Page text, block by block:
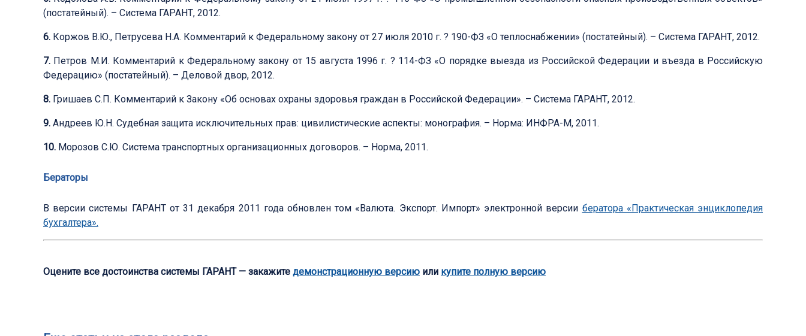
(постатейный). – Система ГАРАНТ, 2012.
6. Коржов В.Ю., Петрусева Н.А. Комментарий к Федеральному закону от 27 июля 2010 г. ? 190-ФЗ «О теплоснабжении» (постатейный). – Система ГАРАНТ, 2012.
7. Петров М.И. Комментарий к Федеральному закону от 15 августа 1996 г. ? 114-ФЗ «О порядке выезда из Российской Федерации и въезда в Российскую
Федерацию» (постатейный). – Деловой двор, 2012.
8. Гришаев С.П. Комментарий к Закону «Об основах охраны здоровья граждан в Российской Федерации». – Система ГАРАНТ, 2012.
9. Андреев Ю.Н. Судебная защита исключительных прав: цивилистические аспекты: монография. – Норма: ИНФРА-М, 2011.
10. Морозов С.Ю. Система транспортных организационных договоров. – Норма, 2011.
Бераторы
В версии системы ГАРАНТ от 31 декабря 2011 года обновлен том «Валюта. Экспорт. Импорт» электронной версии бератора «Практическая энциклопедия
бухгалтера».
Оцените все достоинства системы ГАРАНТ — закажите демонстрационную версию или купите полную версию